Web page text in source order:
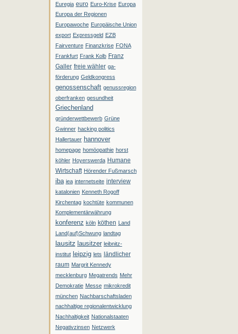
Euregia euro Euro-Krise Europa
Europa der Regionen
Europawoche Europäische Union
export Expressgeld EZB
Fairventure Finanzkrise FONA
Frankfurt Frank Kolb Franz
Galler freie wähler ga-
förderung Geldkongress
genossenschaft genussregion
oberfranken gesundheit
Griechenland
gründerwettbewerb Grüne
Gwinner hacking politics
Hallertauer hannover
homepage homöopathie horst
köhler Hoyerswerda Humane
Wirtschaft Hörender Fußmarsch
iba iea internetseite interview
katalonien Kenneth Rogoff
Kirchentag kochtüte kommunen
Komplementärwährung
konferenz köln köthen Land
Land(auf)Schwung landtag
lausitz lausitzer leibnitz-
institut
leipzig lets
ländlicher
raum Margrit Kennedy
mecklenburg Megatrends Mehr
Demokratie Messe mikrokredit
münchen Nachbarschaftsladen
nachhaltige regionalentwicklung
Nachhaltigkeit Nationalstaaten
Negativzinsen Netzwerk